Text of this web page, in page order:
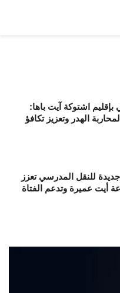
اشتوكة آيت باها:
الهدر وتعزيز تكافؤ
للنقل المدرسي تعزز
أيت عميرة وتدعم الفتاة